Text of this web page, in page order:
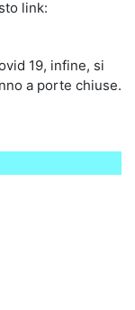
link:
19, infine, si
a porte chiuse.